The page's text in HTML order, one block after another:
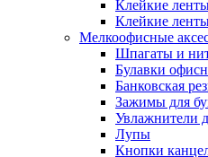
Клейкие
Клейкие
Мелкоофисные
Шпагаты и
Булавки
Банковская
Зажимы для
Увлажнители
Лупы
Кнопки